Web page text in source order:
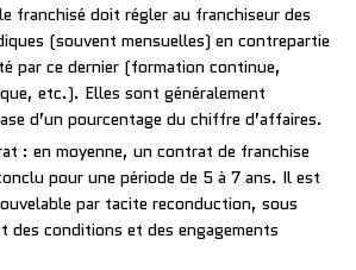
franchisé doit régler au franchiseur des
(souvent mensuelles) en contrepartie
par ce dernier (formation continue,
etc.). Elles sont généralement
d’un pourcentage du chiffre d’affaires.
: en moyenne, un contrat de franchise
pour une période de 5 à 7 ans. Il est
par tacite reconduction, sous
des conditions et des engagements